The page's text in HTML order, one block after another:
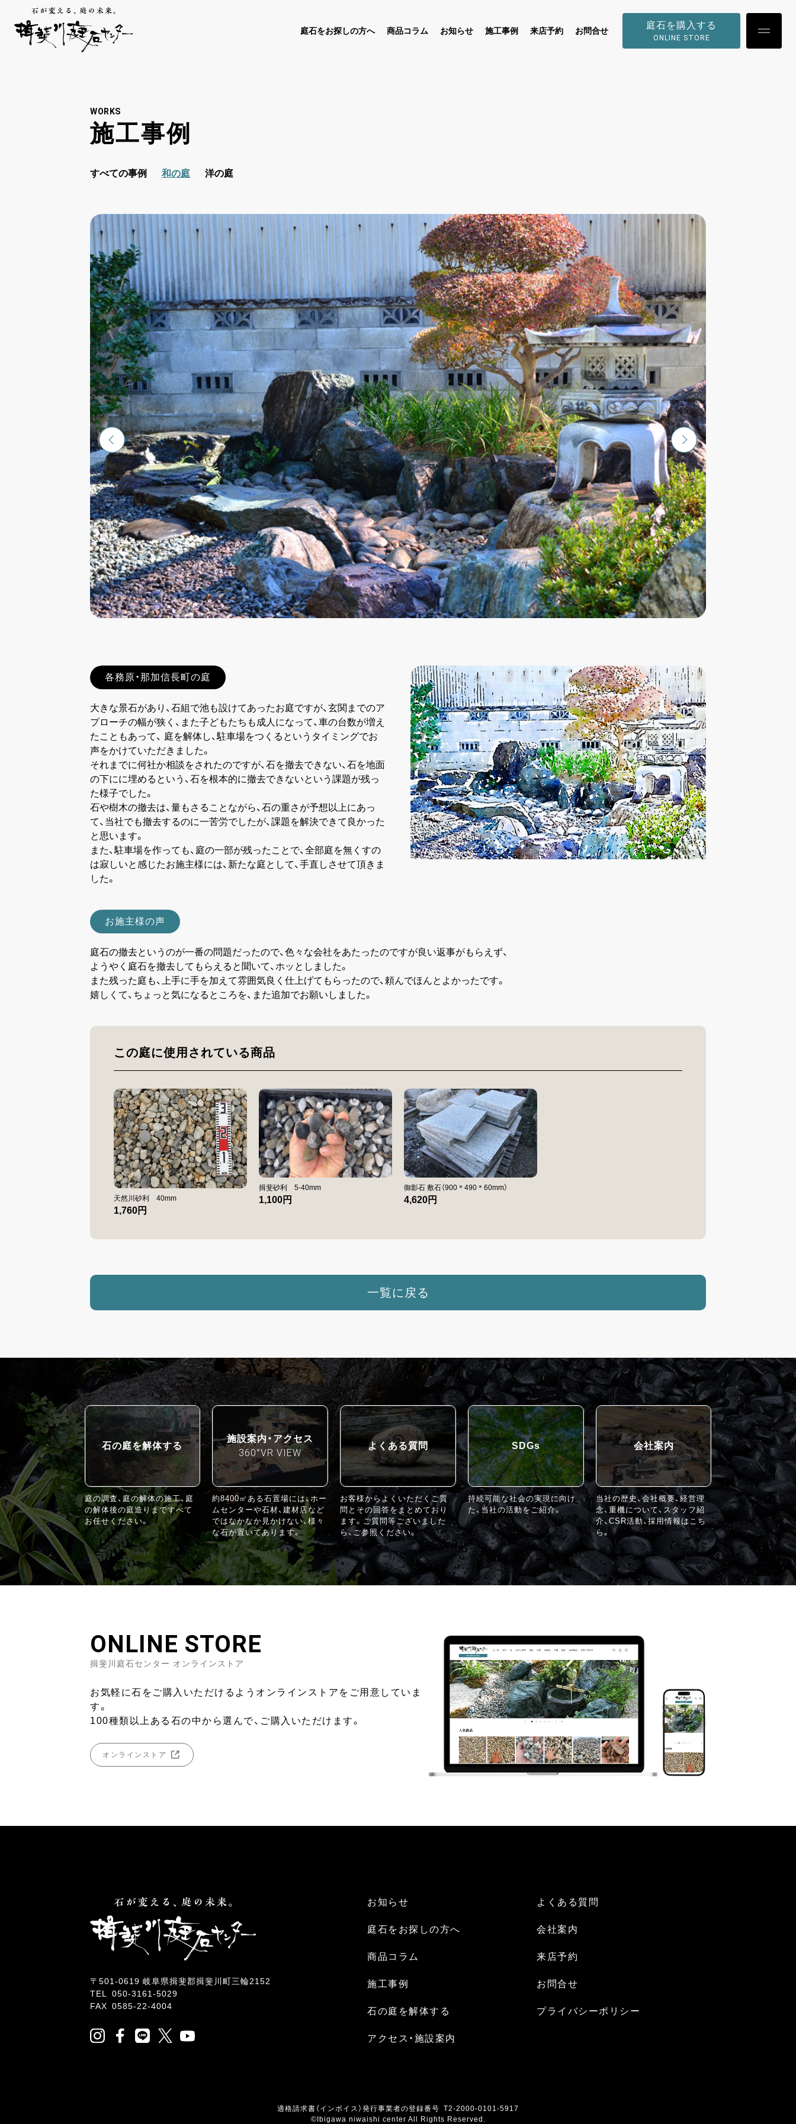
庭石をお探しの方へ 商品コラム お知らせ 施工事例 来店予約 お問合せ
庭石を購入する
ONLINE STORE
WORKS
施工事例
すべての事例 和の庭 洋の庭
各務原・那加信長町の庭
大きな景石があり、石組で池も設けてあったお庭ですが、玄関までのア
プローチの幅が狭く、また子どもたちも成人になって、車の台数が増え
たこともあって、 庭を解体し、駐車場をつくるというタイミングでお
声をかけていただきました。
それまでに何社か相談をされたのですが、石を撤去できない、石を地面
の下にに埋めるという、石を根本的に撤去できないという課題が残っ
た様子でした。
石や樹木の撤去は、量もさることながら、石の重さが予想以上にあっ
て、当社でも撤去するのに一苦労でしたが、課題を解決できて良かった
と思います。
また、駐車場を作っても、庭の一部が残ったことで、全部庭を無くすの
は寂しいと感じたお施主様には、新たな庭として、手直しさせて頂きま
した。
お施主様の声
庭石の撤去というのが一番の問題だったので、色々な会社をあたったのですが良い返事がもらえず、
ようやく庭石を撤去してもらえると聞いて、ホッとしました。
また残った庭も、上手に手を加えて雰囲気良く仕上げてもらったので、頼んでほんとよかったです。
嬉しくて、ちょっと気になるところを、また追加でお願いしました。
この庭に使用されている商品
天然川砂利 40mm
1,760円
揖斐砂利 5-40mm
1,100円
御影石 敷石（900＊490＊60mm）
4,620円
一覧に戻る
石の庭を解体する
庭の調査、庭の解体の施工、庭
の解体後の庭造りまですべて
お任せください。
施設案内・アクセス
360°VR VIEW
約8400㎡ある石置場には、ホー
ムセンターや石材、建材店など
ではなかなか見かけない、様々
な石が置いてあります。
よくある質問
お客様からよくいただくご質
問とその回答をまとめており
ます。ご質問等ございました
ら、ご参照ください。
SDGs
持続可能な社会の実現に向け
た、当社の活動をご紹介。
会社案内
当社の歴史、会社概要、経営理
念、重機について、スタッフ紹
介、CSR活動、採用情報はこち
ら。
ONLINE STORE
揖斐川庭石センター オンラインストア
お気軽に石をご購入いただけるようオンラインストアをご用意していま
す。
100種類以上ある石の中から選んで、ご購入いただけます。
オンラインストア
お知らせ
庭石をお探しの方へ
商品コラム
施工事例
石の庭を解体する
アクセス・施設案内
よくある質問
会社案内
来店予約
お問合せ
プライバシーポリシー
〒501-0619 岐阜県揖斐郡揖斐川町三輪2152
TEL 050-3161-5029
FAX 0585-22-4004
適格請求書（インボイス）発行事業者の登録番号 T2-2000-0101-5917
©Ibigawa niwaishi center All Rights Reserved.